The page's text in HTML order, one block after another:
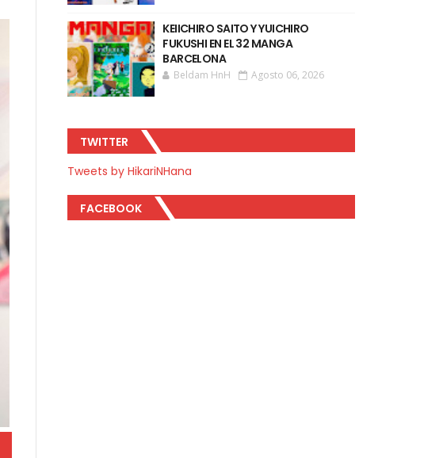
KEIICHIRO SAITO Y YUICHIRO
FUKUSHI EN EL 32 MANGA
BARCELONA
Beldam HnH Agosto 06, 2026
TWITTER
Tweets by HikariNHana
FACEBOOK